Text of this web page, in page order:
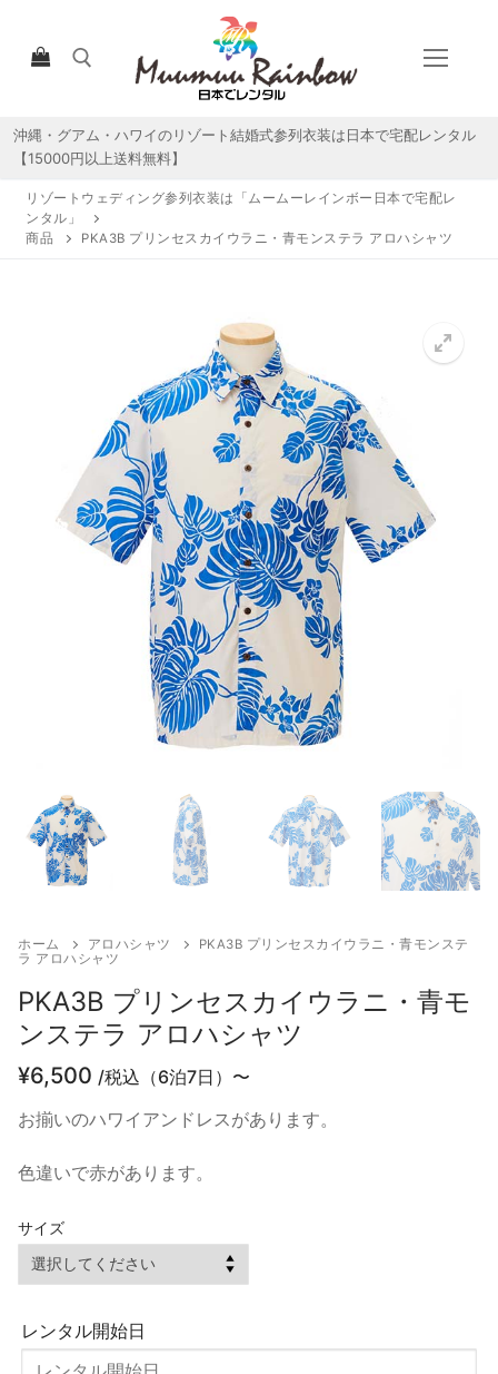
ツ
検索:
沖縄・グアム・ハワイのリゾート結婚式参列衣装は日本で宅配レンタル
【15000円以上送料無料】
HOME
宅配レンタルについて
宅配レンタル商品一覧
来店試着
お客様の声
お問い合わせ
来店レンタル
検
索:
リゾートウェディング参列衣装は「ムームーレインボー日本で宅配レ
ンタル」
商品
PKA3B プリンセスカイウラニ・青モンステラ アロハシャツ
ホーム アロハシャツ
PKA3B プリンセスカイウラニ・青モンステ
ラ アロハシャツ
PKA3B プリンセスカイウラニ・青モ
ンステラ アロハシャツ
¥6,500 /税込（6泊7日）〜
お揃いのハワイアンドレスがあります。
色違いで赤があります。
サイズ
レンタル開始日